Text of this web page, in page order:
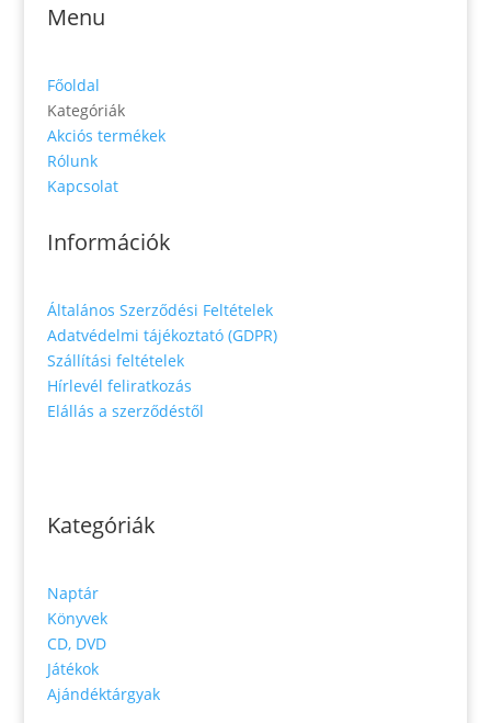
Menu
Főoldal
Kategóriák
Akciós termékek
Rólunk
Kapcsolat
Információk
Általános Szerződési Feltételek
Adatvédelmi tájékoztató (GDPR)
Szállítási feltételek
Hírlevél feliratkozás
Elállás a szerződéstől
Kategóriák
Naptár
Könyvek
CD, DVD
Játékok
Ajándéktárgyak